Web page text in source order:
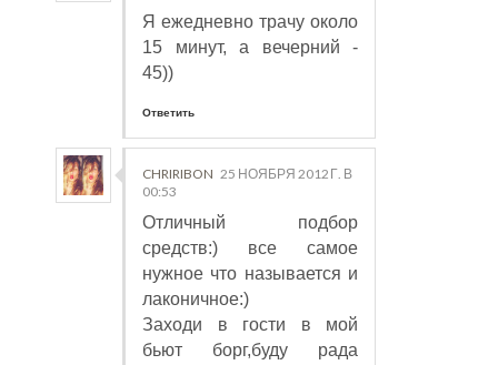
Я ежедневно трачу около
15 минут, а вечерний -
45))
Ответить
CHRIRIBON 25 НОЯБРЯ 2012 Г. В
00:53
Отличный подбор
средств:) все самое
нужное что называется и
лаконичное:)
Заходи в гости в мой
бьют борг,буду рада